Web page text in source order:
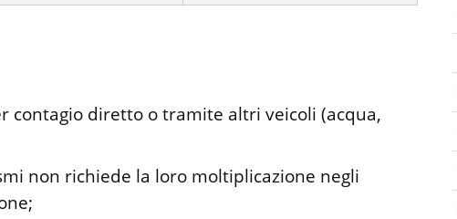
contagio diretto o tramite altri veicoli (acqua,
non richiede la loro moltiplicazione negli